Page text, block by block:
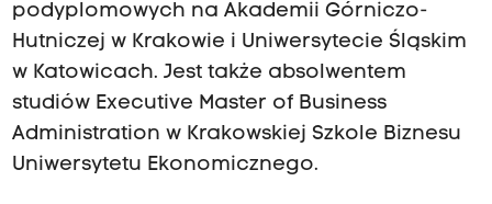
podyplomowych na Akademii Górniczo-
Hutniczej w Krakowie i Uniwersytecie Śląskim
w Katowicach. Jest także absolwentem
studiów Executive Master of Business
Administration w Krakowskiej Szkole Biznesu
Uniwersytetu Ekonomicznego.